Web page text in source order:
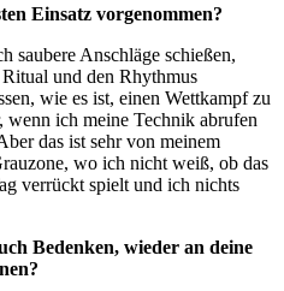
Einsatz vorgenommen?
saubere Anschläge schießen,
und den Rhythmus
wie es ist, einen Wettkampf zu
ich meine Technik abrufen
das ist sehr von meinem
wo ich nicht weiß, ob das
verrückt spielt und ich nichts
Bedenken, wieder an deine